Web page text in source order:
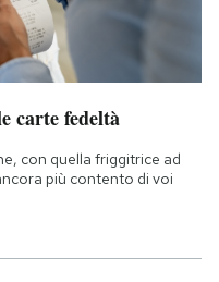
carte fedeltà
con quella friggitrice ad
più contento di voi